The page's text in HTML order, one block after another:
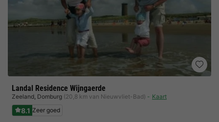
Landal Residence Wijngaerde
Zeeland, Domburg (20,8 km van Nieuwvliet-Bad) Kaart
8.1 Zeer goed